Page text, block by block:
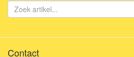
Contact